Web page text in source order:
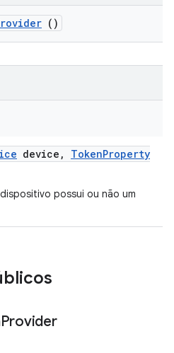
()
device , TokenProperty
possui ou não um
Provider